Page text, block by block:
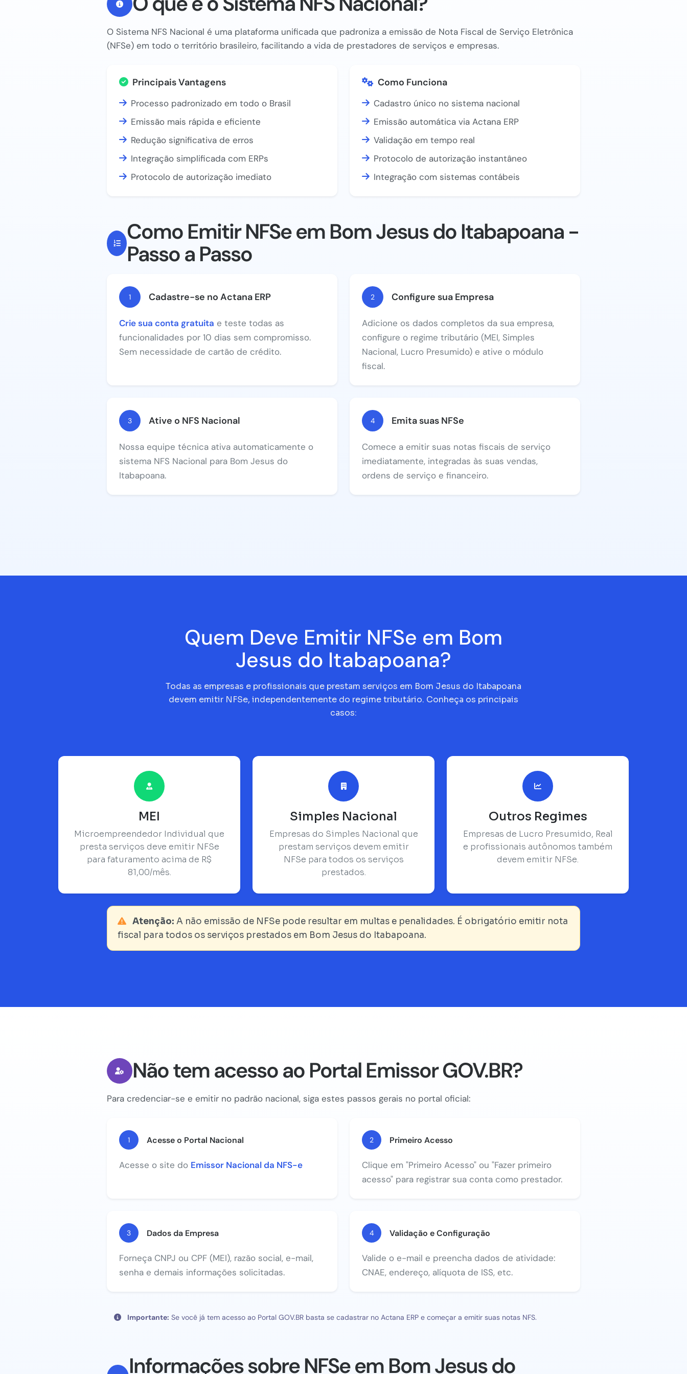
O Sistema NFS Nacional é uma plataforma unificada que padroniza a emissão de Nota Fiscal de Serviço Eletrônica
(NFSe) em todo o território brasileiro, facilitando a vida de prestadores de serviços e empresas.
Principais Vantagens
Processo padronizado em todo o Brasil
Emissão mais rápida e eficiente
Redução significativa de erros
Integração simplificada com ERPs
Protocolo de autorização imediato
Como Funciona
Cadastro único no sistema nacional
Emissão automática via Actana ERP
Validação em tempo real
Protocolo de autorização instantâneo
Integração com sistemas contábeis
Como Emitir NFSe em Bom Jesus do Itabapoana -
Passo a Passo
1 Cadastre-se no Actana ERP
Crie sua conta gratuita e teste todas as
funcionalidades por 10 dias sem compromisso.
Sem necessidade de cartão de crédito.
2 Configure sua Empresa
Adicione os dados completos da sua empresa,
configure o regime tributário (MEI, Simples
Nacional, Lucro Presumido) e ative o módulo
fiscal.
3 Ative o NFS Nacional
Nossa equipe técnica ativa automaticamente o
sistema NFS Nacional para Bom Jesus do
Itabapoana.
4 Emita suas NFSe
Comece a emitir suas notas fiscais de serviço
imediatamente, integradas às suas vendas,
ordens de serviço e financeiro.
Quem Deve Emitir NFSe em Bom
Jesus do Itabapoana?
Todas as empresas e profissionais que prestam serviços em Bom Jesus do Itabapoana
devem emitir NFSe, independentemente do regime tributário. Conheça os principais
casos:
MEI
Microempreendedor Individual que
presta serviços deve emitir NFSe
para faturamento acima de R$
81,00/mês.
Simples Nacional
Empresas do Simples Nacional que
prestam serviços devem emitir
NFSe para todos os serviços
prestados.
Outros Regimes
Empresas de Lucro Presumido, Real
e profissionais autônomos também
devem emitir NFSe.
Atenção: A não emissão de NFSe pode resultar em multas e penalidades. É obrigatório emitir nota
fiscal para todos os serviços prestados em Bom Jesus do Itabapoana.
Não tem acesso ao Portal Emissor GOV.BR?
Para credenciar-se e emitir no padrão nacional, siga estes passos gerais no portal oficial:
1 Acesse o Portal Nacional
Acesse o site do Emissor Nacional da NFS-e
2 Primeiro Acesso
Clique em "Primeiro Acesso" ou "Fazer primeiro
acesso" para registrar sua conta como prestador.
3 Dados da Empresa
Forneça CNPJ ou CPF (MEI), razão social, e-mail,
senha e demais informações solicitadas.
4 Validação e Configuração
Valide o e-mail e preencha dados de atividade:
CNAE, endereço, alíquota de ISS, etc.
Importante: Se você já tem acesso ao Portal GOV.BR basta se cadastrar no Actana ERP e começar a emitir suas notas NFS.
Informações sobre NFSe em Bom Jesus do